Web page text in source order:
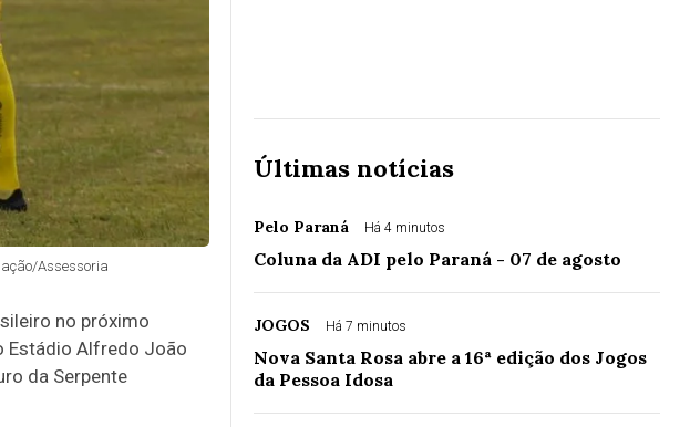
Assessoria
no próximo
Estádio Alfredo João
da Serpente
Últimas notícias
Pelo Paraná Há 4 minutos
Coluna da ADI pelo Paraná - 07 de agosto
JOGOS Há 7 minutos
Nova Santa Rosa abre a 16ª edição dos Jogos
da Pessoa Idosa